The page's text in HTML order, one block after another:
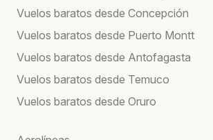
Vuelos baratos desde Concepción
Vuelos baratos desde Puerto Montt
Vuelos baratos desde Antofagasta
Vuelos baratos desde Temuco
Vuelos baratos desde Oruro